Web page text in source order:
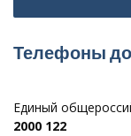
Телефоны
Единый
2000 122